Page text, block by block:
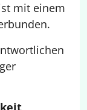
mit einem